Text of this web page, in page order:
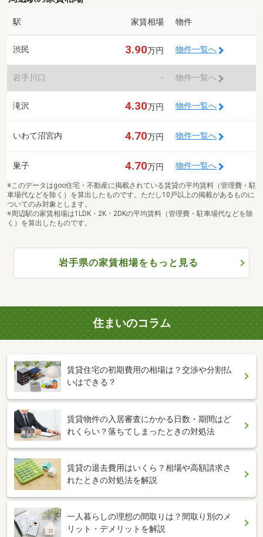
駅 家賃相場 物件
渋民 3.90万円 物件一覧へ
岩手川口 - 物件一覧へ
滝沢 4.30万円 物件一覧へ
いわて沼宮内 4.70万円 物件一覧へ
巣子 4.70万円 物件一覧へ
※このデータはgoo住宅・不動産に掲載されている賃貸の平均賃料（管理費・駐
車場代などを除く）を算出したものです。ただし10戸以上の掲載があるものに
ついてのみ対象とします。
※周辺駅の家賃相場は1LDK・2K・2DKの平均賃料（管理費・駐車場代などを除
く）を算出したものです。
岩手県の家賃相場をもっと見る
住まいのコラム
賃貸住宅の初期費用の相場は？交渉や分割払
いはできる？
賃貸物件の入居審査にかかる日数・期間はど
れくらい？落ちてしまったときの対処法
賃貸の退去費用はいくら？相場や高額請求さ
れたときの対処法を解説
一人暮らしの理想の間取りは？間取り別のメ
リット・デメリットを解説